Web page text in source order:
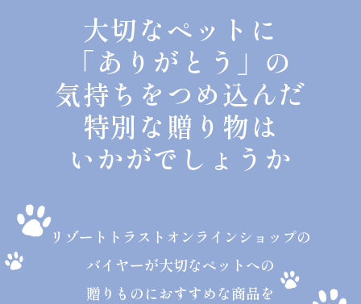
大切なペットに
「ありがとう」の
気持ちをつめ込んだ
特別な贈り物は
いかがでしょうか
リゾートトラストオンラインショップの
バイヤーが大切なペットへの
贈りものにおすすめな商品を